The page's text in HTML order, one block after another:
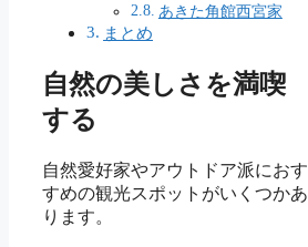
あきた角館西宮家
まとめ
自然の美しさを満喫
する
自然愛好家やアウトドア派におす
すめの観光スポットがいくつかあ
ります。